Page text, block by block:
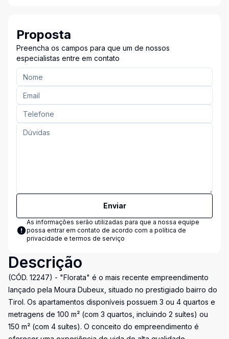
Proposta
Preencha os campos para que um de nossos
especialistas entre em contato
Enviar
As informações serão utilizadas para que a nossa equipe
possa entrar em contato de acordo com a política de
privacidade e termos de serviço
Descrição
(CÓD. 12247) - "Florata" é o mais recente empreendimento
lançado pela Moura Dubeux, situado no prestigiado bairro do
Tirol. Os apartamentos disponíveis possuem 3 ou 4 quartos e
metragens de 100 m² (com 3 quartos, incluindo 2 suítes) ou
150 m² (com 4 suítes). O conceito do empreendimento é